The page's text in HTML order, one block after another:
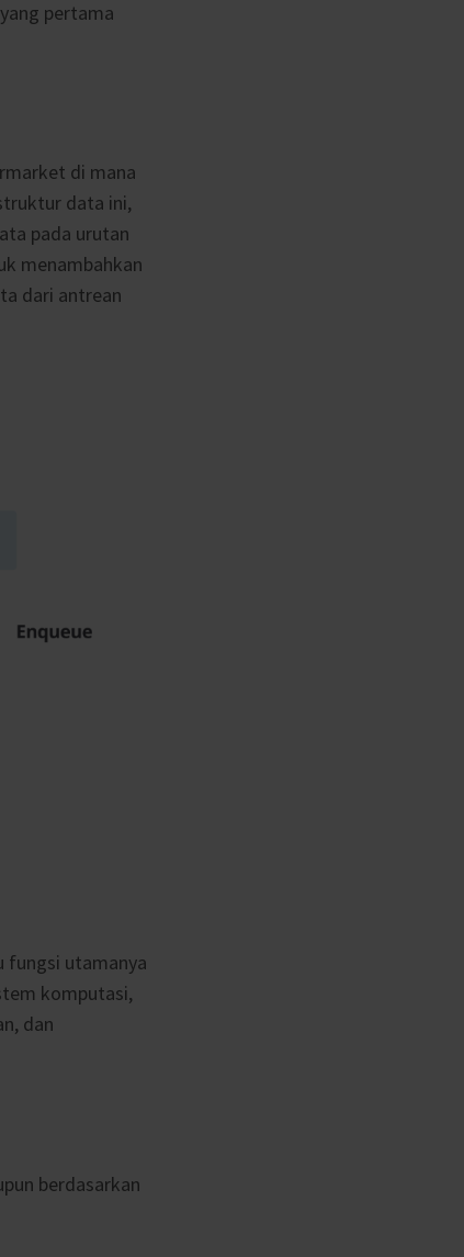
pertama
di mana
data ini,
pada urutan
menambahkan
dari antrean
fungsi utamanya
komputasi,
dan
berdasarkan